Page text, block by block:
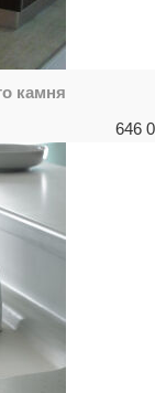
камня
646 0